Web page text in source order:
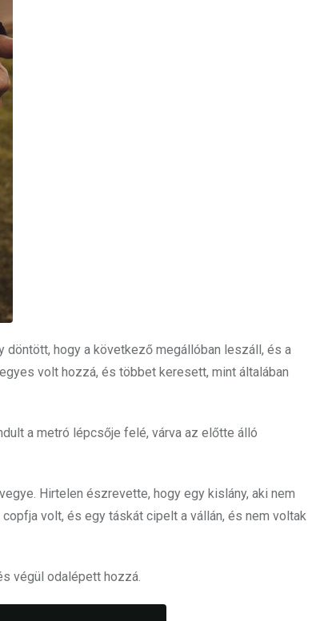
hogy a következő megállóban leszáll, és a
volt hozzá, és többet keresett, mint általában
a metró lépcsője felé, várva az előtte álló
Hirtelen észrevette, hogy egy kislány, aki nem
volt, és egy táskát cipelt a vállán, és nem voltak
végül odalépett hozzá.